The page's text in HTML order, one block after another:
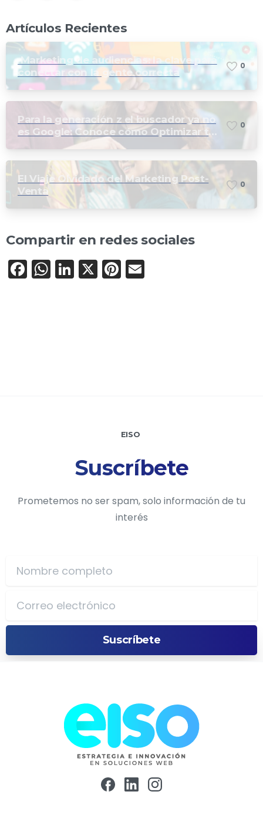
Artículos Recientes
Marketing de audiencias: la clave para
conectar con la gente correcta
0
Para la generación z el buscador ya no
es Google: Conoce cómo Optimizar tu
marca para las búsquedas en TikTok e
0
El Viaje Olvidado del Marketing Post-
Venta
0
Compartir en redes sociales
Facebook
WhatsApp
LinkedIn
X Pinterest
EISO
Suscríbete
Prometemos no ser spam, solo información de tu
interés